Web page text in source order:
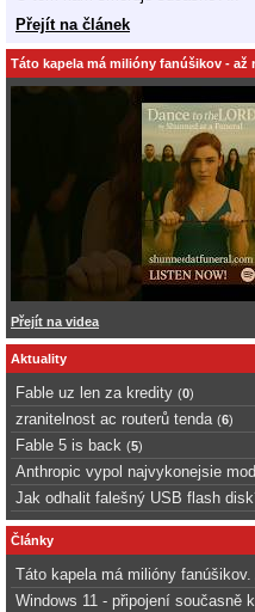
Přejít na článek
Táto kapela má milióny fanúšikov - až
Přejít na videa
Aktuality
Fable uz len za kredity (0)
zranitelnost ac routerů tenda (6)
Fable 5 is back (5)
Anthropic vypol najvykonejsie
Jak odhalit falešný USB flash
Články
Táto kapela má milióny
Windows 11 - připojení současně